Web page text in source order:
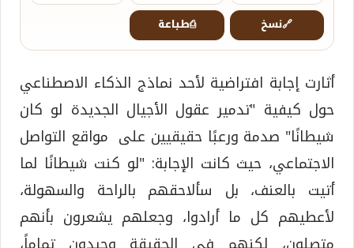
🔗نسخ ⎙طباعة
أثارت إجابة افتراضية لأحد نماذج الذكاء الاصطناعي
حول كيفية "تدمير عقول الأجيال الجديدة لو كان
شيطانًا" صدمة ورعبًا حقيقيين على مواقع التواصل
الاجتماعي، حيث كانت الإجابة: "لو كنت شيطانًا لما
أتيت بالعنف، بل سألاحقهم بالراحة والسهولة،
لأعطيهم كل ما أرادوا، وجعلهم يشعرون بأنهم